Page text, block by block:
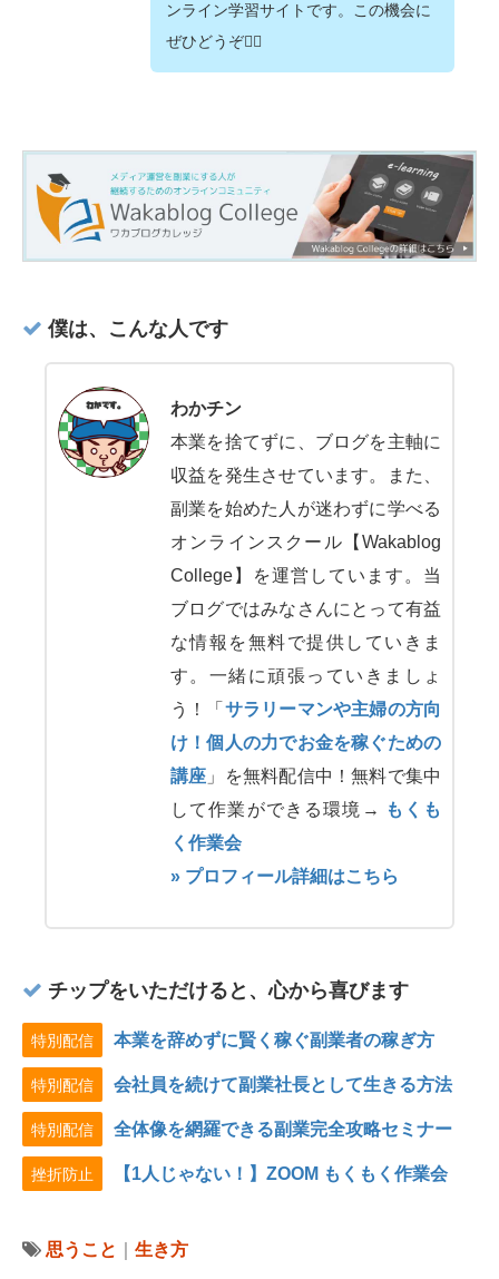
ンライン学習サイトです。この機会に
ぜひどうぞ💁‍♂️
僕は、こんな人です
わかチン
本業を捨てずに、ブログを主軸に
収益を発生させています。また、
副業を始めた人が迷わずに学べる
オンラインスクール【Wakablog
College】を運営しています。当
ブログではみなさんにとって有益
な情報を無料で提供していきま
す。一緒に頑張っていきましょ
う！「 サラリーマンや主婦の方向
け！個人の力でお金を稼ぐための
講座 」を無料配信中！無料で集中
して作業ができる環境→
もくも
く作業会
» プロフィール詳細はこちら
チップをいただけると、心から喜びます
特別配信 本業を辞めずに賢く稼ぐ副業者の稼ぎ方
特別配信 会社員を続けて副業社長として生きる方法
特別配信 全体像を網羅できる副業完全攻略セミナー
挫折防止 【1人じゃない！】ZOOM もくもく作業会
思うこと 生き方